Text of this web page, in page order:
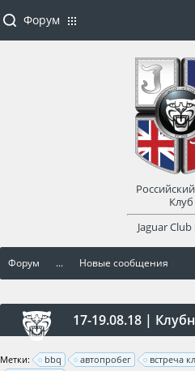
Форум ... Новые сообщения
17-19.08.18 |
Метки: bbq автопробег встреча
Форум
Клуб
Jaguar Club